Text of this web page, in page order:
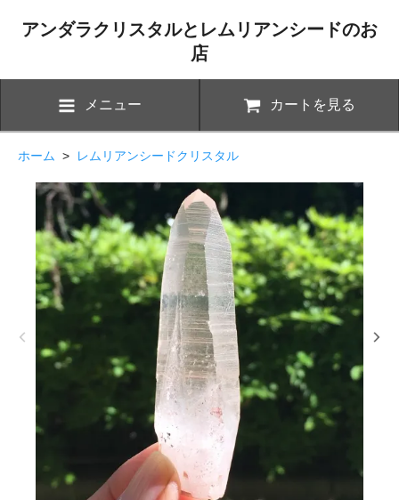
アンダラクリスタルとレムリアンシードのお
店
メニュー カートを見る
ホーム > レムリアンシードクリスタル